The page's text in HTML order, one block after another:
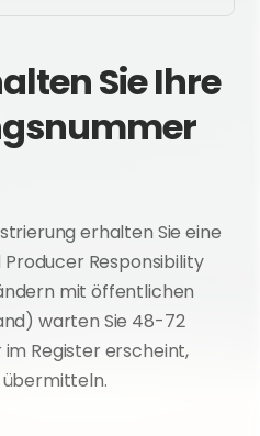
Sie Ihre
erhalten Sie eine
Responsibility
mit öffentlichen
warten Sie 48-72
im Register erscheint,
übermitteln.